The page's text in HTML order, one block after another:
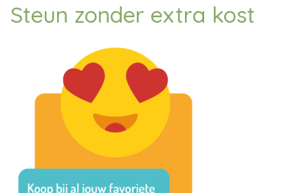
Steun zonder extra kost